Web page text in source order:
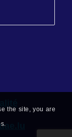
the site, you are